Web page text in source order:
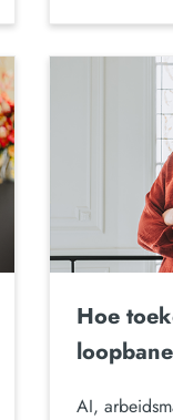
Hoe
AI,